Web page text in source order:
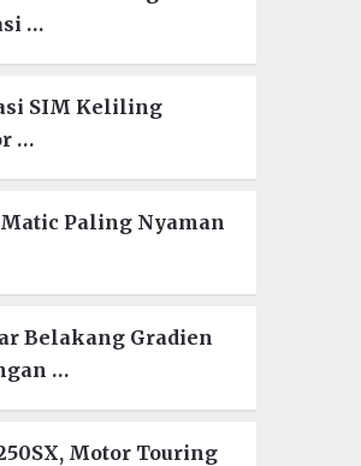
…
SIM Keliling
…
Paling Nyaman
Belakang Gradien
…
Motor Touring